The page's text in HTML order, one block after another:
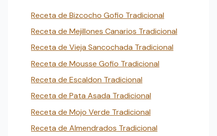
Receta de Bizcocho Gofio Tradicional
Receta de Mejillones Canarios Tradicional
Receta de Vieja Sancochada Tradicional
Receta de Mousse Gofio Tradicional
Receta de Escaldon Tradicional
Receta de Pata Asada Tradicional
Receta de Mojo Verde Tradicional
Receta de Almendrados Tradicional